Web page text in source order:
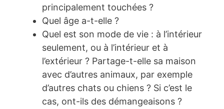
principalement touchées ?
Quel âge a-t-elle ?
Quel est son mode de vie : à l’intérieur
seulement, ou à l’intérieur et à
l’extérieur ? Partage-t-elle sa maison
avec d’autres animaux, par exemple
d’autres chats ou chiens ? Si c’est le
cas, ont-ils des démangeaisons ?